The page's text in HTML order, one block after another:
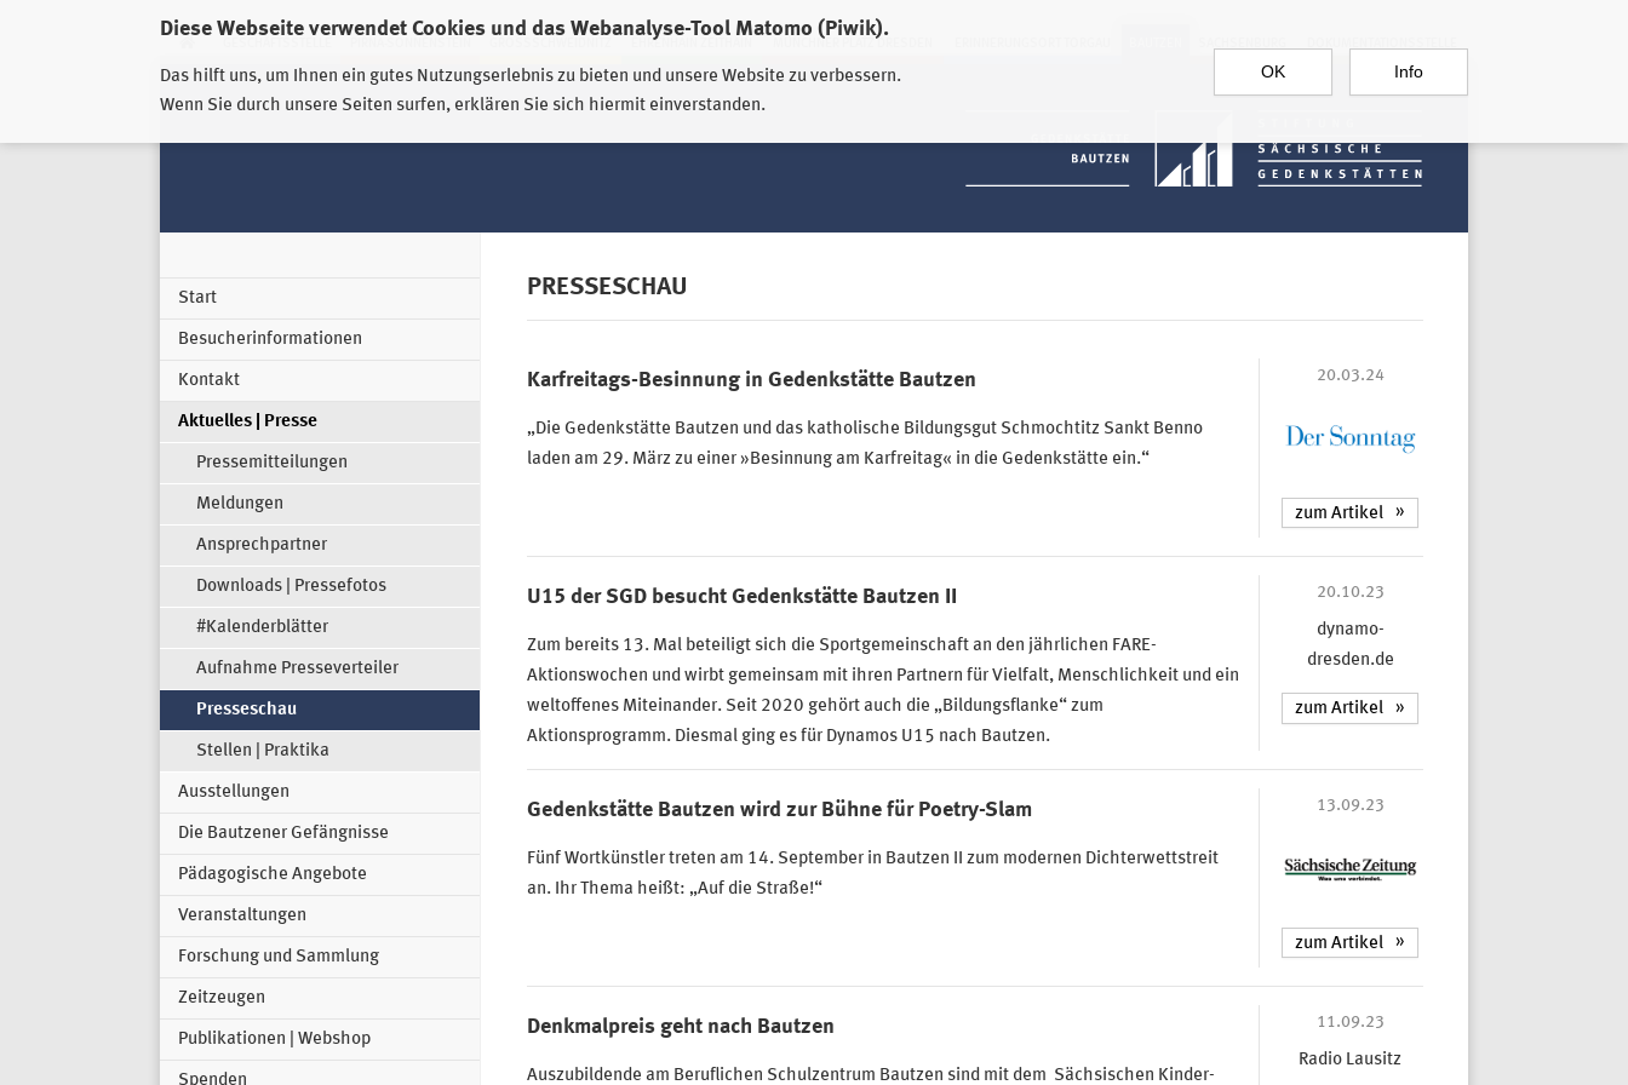
Diese Webseite verwendet Cookies und das Webanalyse-Tool Matomo (Piwik).
Das hilft uns, um Ihnen ein gutes Nutzungserlebnis zu bieten und unsere Website zu verbessern.
Wenn Sie durch unsere Seiten surfen, erklären Sie sich hiermit einverstanden.
OK Info
EHRENHAIN ZEITHAIN MÜNCHNER PLATZ DRESDEN
Start
Besucherinformationen
Kontakt
Aktuelles | Presse
Pressemitteilungen
Meldungen
Ansprechpartner
Downloads | Pressefotos
#Kalenderblätter
Aufnahme Presseverteiler
Presseschau
Stellen | Praktika
Ausstellungen
Die Bautzener Gefängnisse
Pädagogische Angebote
Veranstaltungen
Forschung und Sammlung
Zeitzeugen
Publikationen | Webshop
Spenden
PRESSESCHAU
Karfreitags-Besinnung in Gedenkstätte Bautzen
„Die Gedenkstätte Bautzen und das katholische Bildungsgut Schmochtitz Sankt Benno
laden am 29. März zu einer »Besinnung am Karfreitag« in die Gedenkstätte ein.“
20.03.24
zum Artikel
U15 der SGD besucht Gedenkstätte Bautzen II
Zum bereits 13. Mal beteiligt sich die Sportgemeinschaft an den jährlichen FARE-
Aktionswochen und wirbt gemeinsam mit ihren Partnern für Vielfalt, Menschlichkeit und ein
weltoffenes Miteinander. Seit 2020 gehört auch die „Bildungsflanke“ zum
Aktionsprogramm. Diesmal ging es für Dynamos U15 nach Bautzen.
20.10.23
dynamo-
dresden.de
zum Artikel
Gedenkstätte Bautzen wird zur Bühne für Poetry-Slam
Fünf Wortkünstler treten am 14. September in Bautzen II zum modernen Dichterwettstreit
an. Ihr Thema heißt: „Auf die Straße!“
13.09.23
zum Artikel
Denkmalpreis geht nach Bautzen
Auszubildende am Beruflichen Schulzentrum Bautzen sind mit dem Sächsischen Kinder-
11.09.23
Radio Lausitz